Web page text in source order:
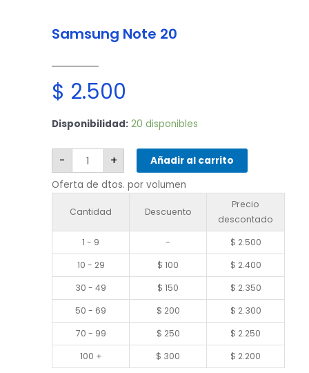
Samsung Note 20
$ 2.500
Disponibilidad: 20 disponibles
-
Samsung
Note
cantidad
+
Añadir al carrito
Oferta de dtos. por volumen
Cantidad Descuento
Precio
descontado
1 - 9
- $ 2.500
10 - 29
$ 100 $ 2.400
30 - 49
$ 150 $ 2.350
50 - 69
$ 200 $ 2.300
70 - 99
$ 250 $ 2.250
100 +
$ 300 $ 2.200